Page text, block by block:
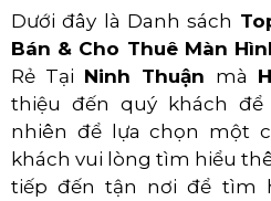
Dưới đây là Danh sách
Bán & Cho Thuê Màn
Rẻ Tại Ninh Thuận mà
thiệu đến quý khách
nhiên để lựa chọn một
khách vui lòng tìm hiểu
tiếp đến tận nơi để tìm